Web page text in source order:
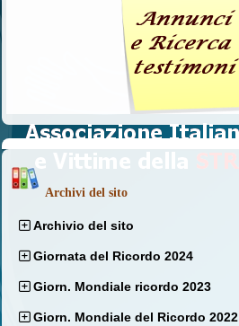
Archivi del sito
Archivio del sito
Giornata del Ricordo 2024
Giorn. Mondiale ricordo 2023
Giorn. Mondiale del Ricordo 2022